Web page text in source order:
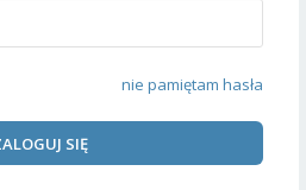
nie pamiętam hasła
SIĘ